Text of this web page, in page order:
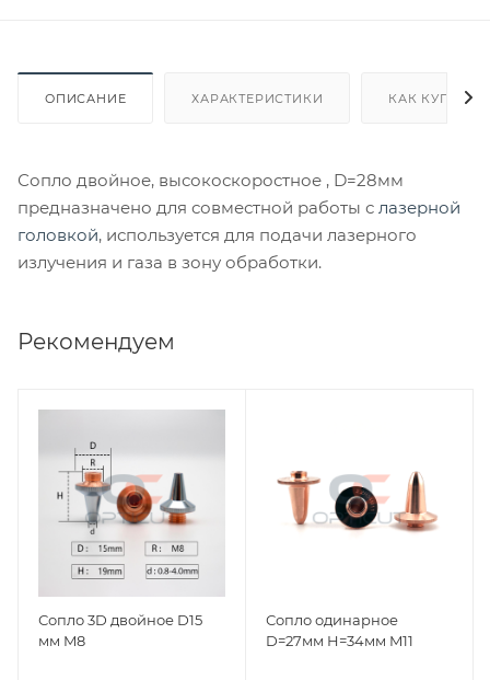
ОПИСАНИЕ ХАРАКТЕРИСТИКИ КАК КУПИТЬ
Сопло двойное, высокоскоростное , D=28мм
предназначено для совместной работы с лазерной
головкой, используется для подачи лазерного
излучения и газа в зону обработки.
Рекомендуем
Сопло 3D двойное D15
мм M8
Сопло одинарное
D=27мм H=34мм M11